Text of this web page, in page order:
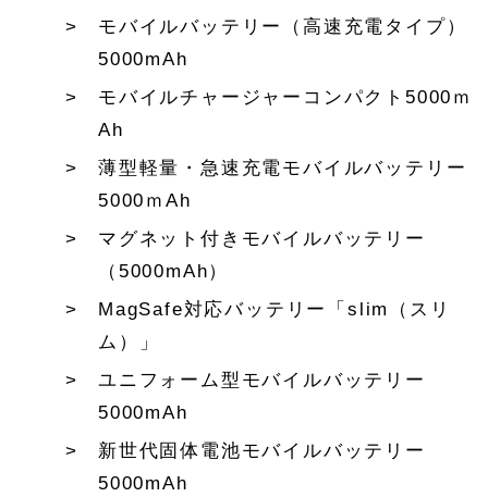
モバイルバッテリー（高速充電タイプ）
5000mAh
モバイルチャージャーコンパクト5000ｍ
Ah
薄型軽量・急速充電モバイルバッテリー
5000ｍAh
マグネット付きモバイルバッテリー
（5000mAh）
MagSafe対応バッテリー「slim（スリ
ム）」
ユニフォーム型モバイルバッテリー
5000mAh
新世代固体電池モバイルバッテリー
5000mAh